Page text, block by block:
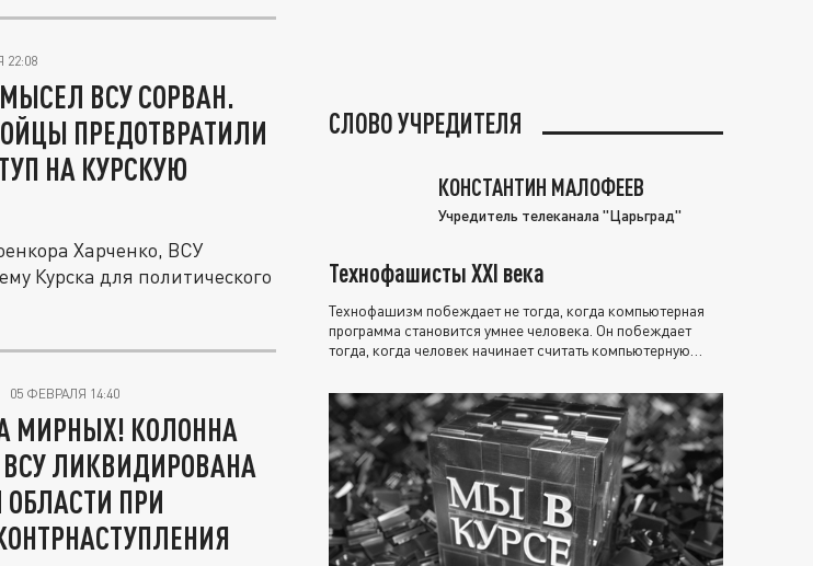
22:08
ВСУ СОРВАН.
ПРЕДОТВРАТИЛИ
НА КУРСКУЮ
Харченко, ВСУ
Курска для политического
05 ФЕВРАЛЯ 14:40
МИРНЫХ! КОЛОННА
ЛИКВИДИРОВАНА
ОБЛАСТИ ПРИ
СЛОВО УЧРЕДИТЕЛЯ
КОНСТАНТИН МАЛОФЕЕВ
Учредитель телеканала "Царьград"
Технофашисты XXI века
Технофашизм побеждает не тогда, когда компьютерная
программа становится умнее человека. Он побеждает
тогда, когда человек начинает считать компьютерную